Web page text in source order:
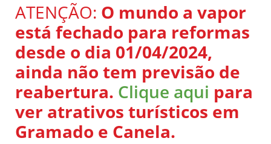
ATENÇÃO: O mundo a vapor
está fechado para reformas
desde o dia 01/04/2024,
ainda não tem previsão de
reabertura. Clique aqui para
ver atrativos turísticos em
Gramado e Canela.